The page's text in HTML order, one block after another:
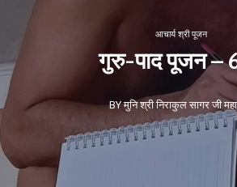
आचार्य श्री पूजन
गुरु-पाद पूजन –
BY मुनि श्री निराकुल सागर जी